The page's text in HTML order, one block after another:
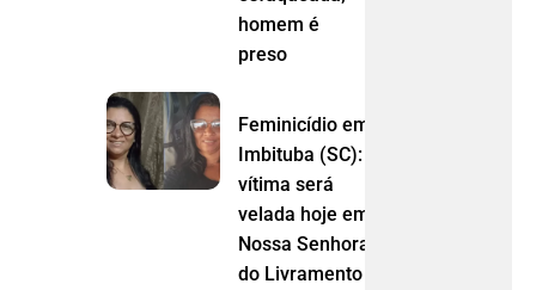
homem é
preso
Feminicídio em
Imbituba (SC):
vítima será
velada hoje em
Nossa Senhora
do Livramento (MT)